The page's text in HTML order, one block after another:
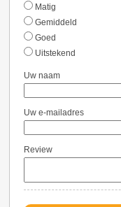
Matig
Gemiddeld
Goed
Uitstekend
Uw naam
Uw e-mailadres
Review